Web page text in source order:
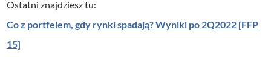
Ostatni znajdziesz tu:
Co z portfelem, gdy rynki spadają? Wyniki po 2Q2022 [FFP
15]